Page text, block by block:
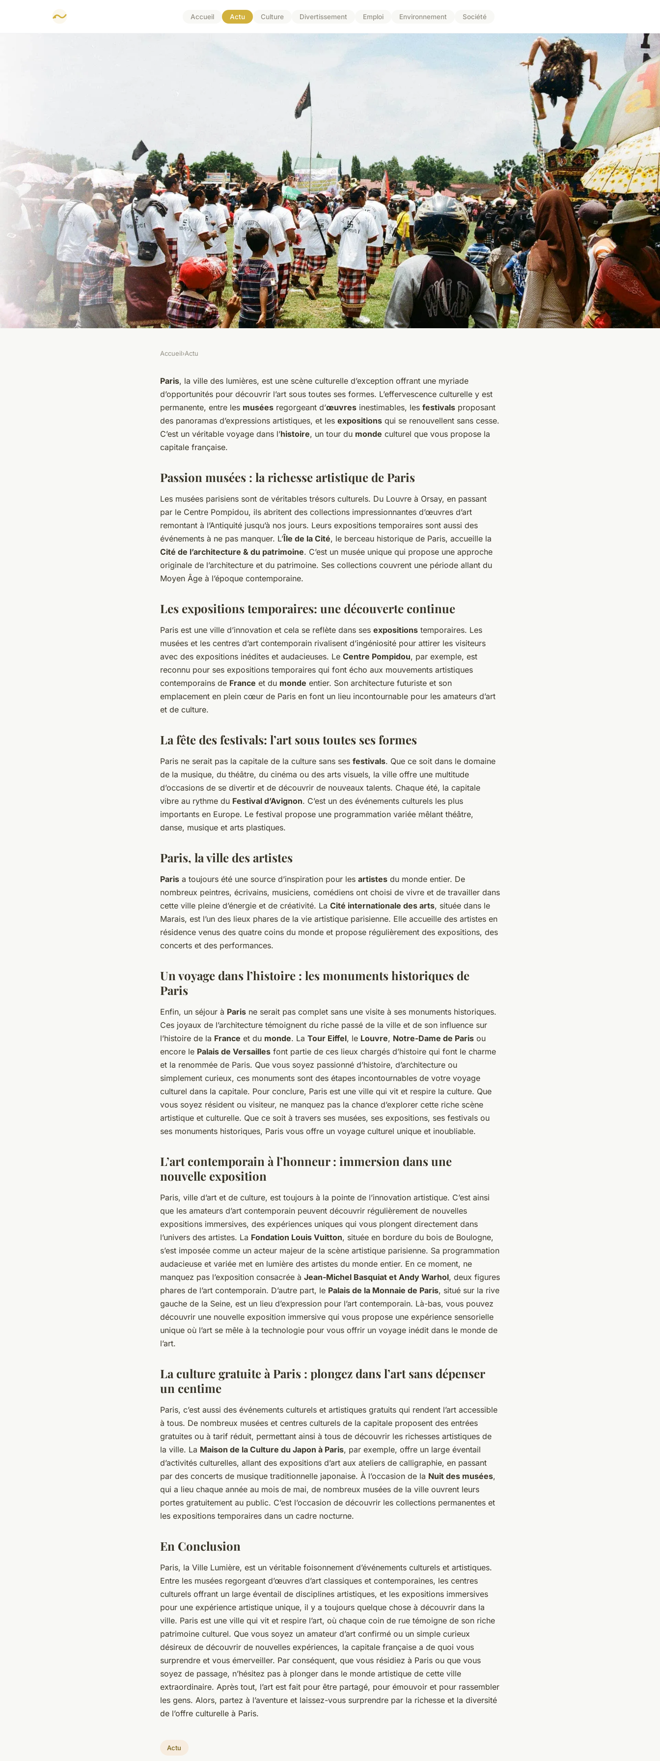
Accueil Actu Culture Divertissement Emploi Environnement Société
les événements culturels et artistiques
à ne pas manquer dans votre ville
Accueil›Actu
Paris, la ville des lumières, est une scène culturelle d’exception offrant une myriade
d’opportunités pour découvrir l’art sous toutes ses formes. L’effervescence culturelle y est
permanente, entre les musées regorgeant d’œuvres inestimables, les festivals proposant
des panoramas d’expressions artistiques, et les expositions qui se renouvellent sans cesse.
C’est un véritable voyage dans l’histoire, un tour du monde culturel que vous propose la
capitale française.
Passion musées : la richesse artistique de Paris
Les musées parisiens sont de véritables trésors culturels. Du Louvre à Orsay, en passant
par le Centre Pompidou, ils abritent des collections impressionnantes d’œuvres d’art
remontant à l’Antiquité jusqu’à nos jours. Leurs expositions temporaires sont aussi des
événements à ne pas manquer. L’Île de la Cité, le berceau historique de Paris, accueille la
Cité de l’architecture & du patrimoine. C’est un musée unique qui propose une approche
originale de l’architecture et du patrimoine. Ses collections couvrent une période allant du
Moyen Âge à l’époque contemporaine.
Les expositions temporaires: une découverte continue
Paris est une ville d’innovation et cela se reflète dans ses expositions temporaires. Les
musées et les centres d’art contemporain rivalisent d’ingéniosité pour attirer les visiteurs
avec des expositions inédites et audacieuses. Le Centre Pompidou, par exemple, est
reconnu pour ses expositions temporaires qui font écho aux mouvements artistiques
contemporains de France et du monde entier. Son architecture futuriste et son
emplacement en plein cœur de Paris en font un lieu incontournable pour les amateurs d’art
et de culture.
La fête des festivals: l’art sous toutes ses formes
Paris ne serait pas la capitale de la culture sans ses festivals. Que ce soit dans le domaine
de la musique, du théâtre, du cinéma ou des arts visuels, la ville offre une multitude
d’occasions de se divertir et de découvrir de nouveaux talents. Chaque été, la capitale
vibre au rythme du Festival d’Avignon. C’est un des événements culturels les plus
importants en Europe. Le festival propose une programmation variée mêlant théâtre,
danse, musique et arts plastiques.
Paris, la ville des artistes
Paris a toujours été une source d’inspiration pour les artistes du monde entier. De
nombreux peintres, écrivains, musiciens, comédiens ont choisi de vivre et de travailler dans
cette ville pleine d’énergie et de créativité. La Cité internationale des arts, située dans le
Marais, est l’un des lieux phares de la vie artistique parisienne. Elle accueille des artistes en
résidence venus des quatre coins du monde et propose régulièrement des expositions, des
concerts et des performances.
Un voyage dans l’histoire : les monuments historiques de
Paris
Enfin, un séjour à Paris ne serait pas complet sans une visite à ses monuments historiques.
Ces joyaux de l’architecture témoignent du riche passé de la ville et de son influence sur
l’histoire de la France et du monde. La Tour Eiffel, le Louvre, Notre-Dame de Paris ou
encore le Palais de Versailles font partie de ces lieux chargés d’histoire qui font le charme
et la renommée de Paris. Que vous soyez passionné d’histoire, d’architecture ou
simplement curieux, ces monuments sont des étapes incontournables de votre voyage
culturel dans la capitale. Pour conclure, Paris est une ville qui vit et respire la culture. Que
vous soyez résident ou visiteur, ne manquez pas la chance d’explorer cette riche scène
artistique et culturelle. Que ce soit à travers ses musées, ses expositions, ses festivals ou
ses monuments historiques, Paris vous offre un voyage culturel unique et inoubliable.
L’art contemporain à l’honneur : immersion dans une
nouvelle exposition
Paris, ville d’art et de culture, est toujours à la pointe de l’innovation artistique. C’est ainsi
que les amateurs d’art contemporain peuvent découvrir régulièrement de nouvelles
expositions immersives, des expériences uniques qui vous plongent directement dans
l’univers des artistes. La Fondation Louis Vuitton, située en bordure du bois de Boulogne,
s’est imposée comme un acteur majeur de la scène artistique parisienne. Sa programmation
audacieuse et variée met en lumière des artistes du monde entier. En ce moment, ne
manquez pas l’exposition consacrée à Jean-Michel Basquiat et Andy Warhol, deux figures
phares de l’art contemporain. D’autre part, le Palais de la Monnaie de Paris, situé sur la rive
gauche de la Seine, est un lieu d’expression pour l’art contemporain. Là-bas, vous pouvez
découvrir une nouvelle exposition immersive qui vous propose une expérience sensorielle
unique où l’art se mêle à la technologie pour vous offrir un voyage inédit dans le monde de
l’art.
La culture gratuite à Paris : plongez dans l’art sans dépenser
un centime
Paris, c’est aussi des événements culturels et artistiques gratuits qui rendent l’art accessible
à tous. De nombreux musées et centres culturels de la capitale proposent des entrées
gratuites ou à tarif réduit, permettant ainsi à tous de découvrir les richesses artistiques de
la ville. La Maison de la Culture du Japon à Paris, par exemple, offre un large éventail
d’activités culturelles, allant des expositions d’art aux ateliers de calligraphie, en passant
par des concerts de musique traditionnelle japonaise. À l’occasion de la Nuit des musées,
qui a lieu chaque année au mois de mai, de nombreux musées de la ville ouvrent leurs
portes gratuitement au public. C’est l’occasion de découvrir les collections permanentes et
les expositions temporaires dans un cadre nocturne.
En Conclusion
Paris, la Ville Lumière, est un véritable foisonnement d’événements culturels et artistiques.
Entre les musées regorgeant d’œuvres d’art classiques et contemporaines, les centres
culturels offrant un large éventail de disciplines artistiques, et les expositions immersives
pour une expérience artistique unique, il y a toujours quelque chose à découvrir dans la
ville. Paris est une ville qui vit et respire l’art, où chaque coin de rue témoigne de son riche
patrimoine culturel. Que vous soyez un amateur d’art confirmé ou un simple curieux
désireux de découvrir de nouvelles expériences, la capitale française a de quoi vous
surprendre et vous émerveiller. Par conséquent, que vous résidiez à Paris ou que vous
soyez de passage, n’hésitez pas à plonger dans le monde artistique de cette ville
extraordinaire. Après tout, l’art est fait pour être partagé, pour émouvoir et pour rassembler
les gens. Alors, partez à l’aventure et laissez-vous surprendre par la richesse et la diversité
de l’offre culturelle à Paris.
Actu